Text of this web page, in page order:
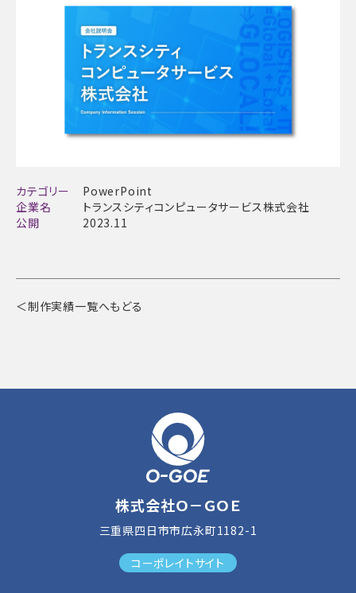
カテゴリー
PowerPoint
企業名
トランスシティコンピュータサービス株式会社
公開
2023.11
＜制作実績一覧へもどる
株式会社Ｏ－ＧＯＥ
三重県四日市市広永町1182-1
コーポレイトサイト